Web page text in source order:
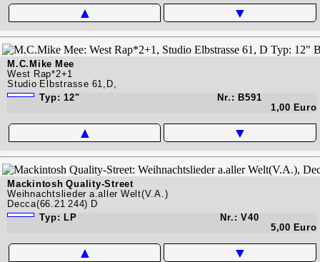
▲ ▼
M.C.Mike Mee
West Rap*2+1
Studio Elbstrasse 61,D,
Typ: 12"
Nr.: B591
1,00 Euro
▲ ▼
Mackintosh Quality-Street
Weihnachtslieder a.aller Welt(V.A.)
Decca(66.21 244) D
Typ: LP
Nr.: V40
5,00 Euro
▲ ▼